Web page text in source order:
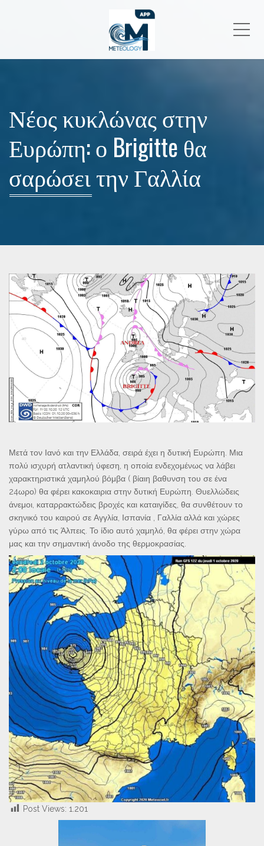
Νέος κυκλώνας στην
Ευρώπη: ο Brigitte θα
σαρώσει την Γαλλία
Μετά τον Ιανό και την Ελλάδα, σειρά έχει η δυτική Ευρώπη. Μια
πολύ ισχυρή ατλαντική ύφεση, η οποία ενδεχομένως να λάβει
χαρακτηριστικά χαμηλού βόμβα ( βίαιη βαθυνση του σε ένα
24ωρο) θα φέρει κακοκαιρια στην δυτική Ευρώπη. Θυελλώδεις
άνεμοι, καταρρακτώδεις βροχές και καταιγίδες, θα συνθέτουν το
σκηνικό του καιρού σε Αγγλία, Ισπανία , Γαλλία αλλά και χώρες
γύρω από τις Άλπεις. Το ίδιο αυτό χαμηλό, θα φέρει στην χώρα
μας και την σημαντική άνοδο της θερμοκρασίας.
Post Views: 1.201